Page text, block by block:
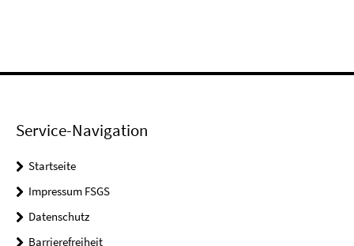
Service-Navigation
Startseite
Impressum FSGS
Datenschutz
Barrierefreiheit